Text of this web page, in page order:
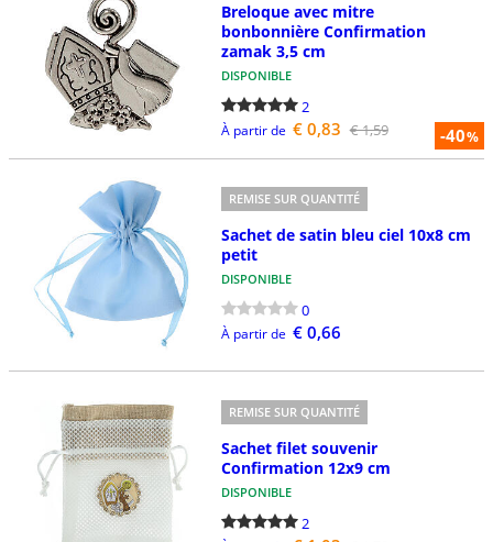
-40%
Breloque avec mitre
bonbonnière Confirmation
zamak 3,5 cm
DISPONIBLE
2
À partir de € 0,83 € 1,59
REMISE SUR QUANTITÉ
Sachet de satin bleu ciel 10x8 cm
petit
DISPONIBLE
0
À partir de € 0,66
REMISE SUR QUANTITÉ
Sachet filet souvenir
Confirmation 12x9 cm
DISPONIBLE
2